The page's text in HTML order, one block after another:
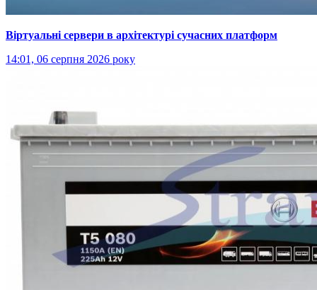
Віртуальні сервери в архітектурі сучасних платформ
14:01, 06 серпня 2026 року